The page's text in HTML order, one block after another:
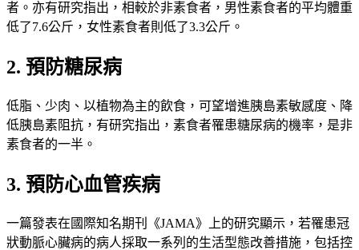
者。亦有研究指出，相較於非素食者，男性素食者的平均體重
低了7.6公斤，女性素食者則低了3.3公斤。
2. 預防糖尿病
低脂、少肉、以植物為主的飲食，可望增進胰島素敏感度、降
低胰島素阻抗，有研究指出，素食者罹患糖尿病的機率，是非
素食者的一半。
3. 預防心血管疾病
一篇發表在國際知名期刊《JAMA》上的研究顯示，若罹患冠
狀動脈心臟病的病人採取一系列的生活型態改善措施，包括控